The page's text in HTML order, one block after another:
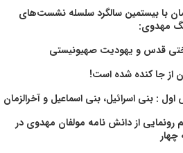
با بیستمین سالگرد سلسله نشست‌های
مهدوی:‌
قدس و یهودیت صهیونیستی
از جا کنده شده است!
: بنی اسرائیل، بنی اسماعیل و آخرالزمان
رونمایی از دانش نامه مولفان مهدوی در
چهار